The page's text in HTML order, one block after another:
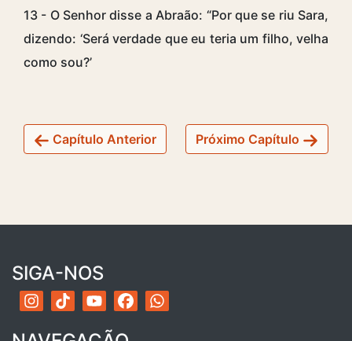
13 - O Senhor disse a Abraão: “Por que se riu Sara,
dizendo: ‘Será verdade que eu teria um filho, velha
como sou?’
Capítulo Anterior Próximo Capítulo
SIGA-NOS